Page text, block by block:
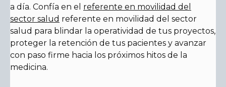
a día. Confía en el referente en movilidad del
sector salud referente en movilidad del sector
salud para blindar la operatividad de tus proyectos,
proteger la retención de tus pacientes y avanzar
con paso firme hacia los próximos hitos de la
medicina.